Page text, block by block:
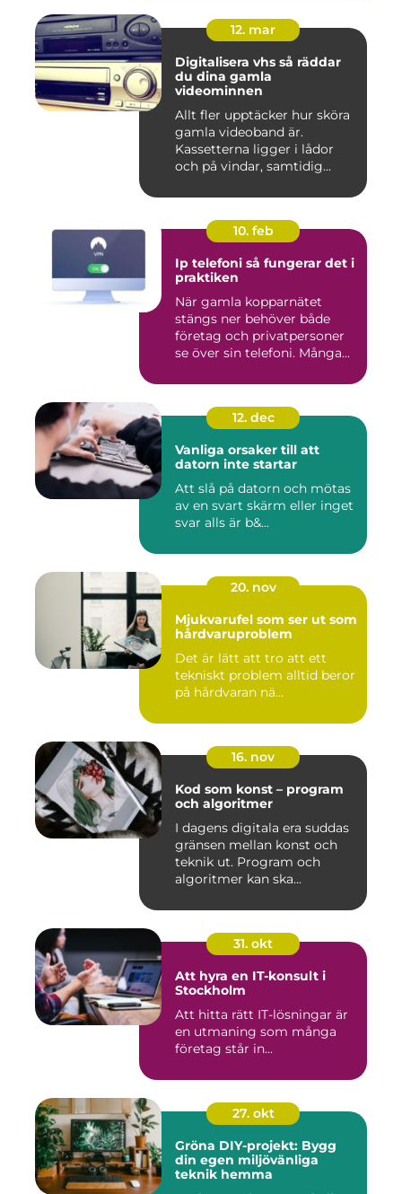
12. mar
Digitalisera vhs så räddar
du dina gamla
videominnen
Allt fler upptäcker hur sköra
gamla videoband är.
Kassetterna ligger i lådor
och på vindar, samtidig...
10. feb
Ip telefoni så fungerar det i
praktiken
När gamla kopparnätet
stängs ner behöver både
företag och privatpersoner
se över sin telefoni. Många...
12. dec
Vanliga orsaker till att
datorn inte startar
Att slå på datorn och mötas
av en svart skärm eller inget
svar alls är b&...
20. nov
Mjukvarufel som ser ut som
hårdvaruproblem
Det är lätt att tro att ett
tekniskt problem alltid beror
på hårdvaran nä...
16. nov
Kod som konst – program
och algoritmer
I dagens digitala era suddas
gränsen mellan konst och
teknik ut. Program och
algoritmer kan ska...
31. okt
Att hyra en IT-konsult i
Stockholm
Att hitta rätt IT-lösningar är
en utmaning som många
företag står in...
27. okt
Gröna DIY-projekt: Bygg
din egen miljövänliga
teknik hemma